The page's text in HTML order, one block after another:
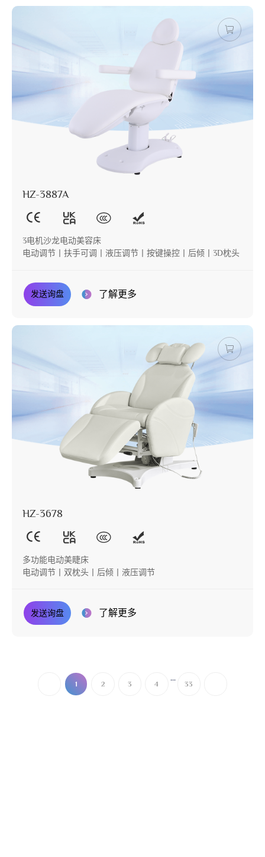
HZ-3887A
3电机沙龙电动美容床
电动调节丨扶手可调丨液压调节丨按键操控丨后倾丨3D枕头
发送询盘 了解更多
HZ-3678
多功能电动美睫床
电动调节丨双枕头丨后倾丨液压调节
发送询盘 了解更多
1 2 3 4
...
33